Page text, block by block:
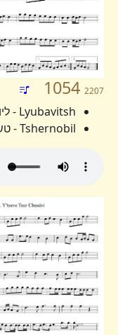
1054 2207
Lyubavitsh - ליובאוויטש
Tshernobil - טשערנאביל